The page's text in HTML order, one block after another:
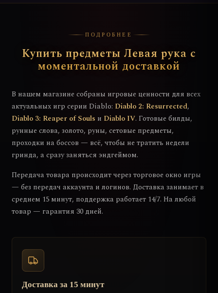
ПОДРОБНЕЕ
Купить предметы Левая рука с
моментальной доставкой
В нашем магазине собраны игровые ценности для всех
актуальных игр серии Diablo: Diablo 2: Resurrected,
Diablo 3: Reaper of Souls и Diablo IV. Готовые билды,
рунные слова, золото, руны, сетовые предметы,
проходки на боссов — всё, чтобы не тратить недели
гринда, а сразу заняться эндгеймом.
Передача товара происходит через торговое окно игры
— без передач аккаунта и логинов. Доставка занимает в
среднем 15 минут, поддержка работает 14/7. На любой
товар — гарантия 30 дней.
Доставка за 15 минут